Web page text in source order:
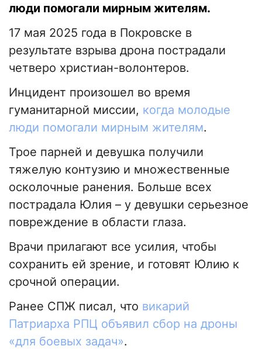
люди помогали мирным жителям.
17 мая 2025 года в Покровске в
результате взрыва дрона пострадали
четверо христиан-волонтеров.
Инцидент произошел во время
гуманитарной миссии, когда молодые
люди помогали мирным жителям.
Трое парней и девушка получили
тяжелую контузию и множественные
осколочные ранения. Больше всех
пострадала Юлия – у девушки серьезное
повреждение в области глаза.
Врачи прилагают все усилия, чтобы
сохранить ей зрение, и готовят Юлию к
срочной операции.
Ранее СПЖ писал, что викарий
Патриарха РПЦ объявил сбор на дроны
«для боевых задач».